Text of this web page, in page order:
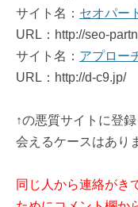
サイト名： セオパー
URL：http://seo-
サイト名： アプロー
URL：http://d-c9.jp/
↑の悪質サイトに登
会えるケースはあり
同じ人から連絡がき